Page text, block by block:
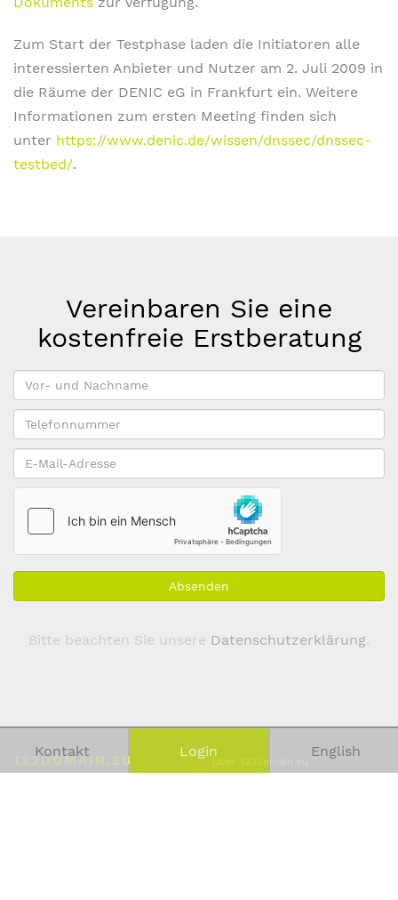
Zum Start der Testphase laden die Initiatoren alle
interessierten Anbieter und Nutzer am 2. Juli 2009 in
die Räume der DENIC eG in Frankfurt ein. Weitere
Informationen zum ersten Meeting finden sich
unter https://www.denic.de/wissen/dnssec/dnssec-
testbed/.
Vereinbaren Sie eine
kostenfreie Erstberatung
Vor-
und
Nachname
*
Telefonnummer
E-
Mail-
Adresse
Absenden
Bitte beachten Sie unsere Datenschutzerklärung.
Kontakt Login English
123DOMAIN.EU